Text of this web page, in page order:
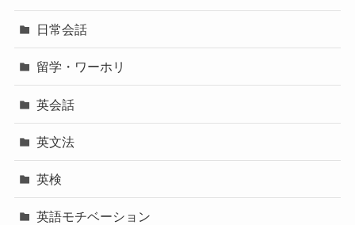
日常会話
留学・ワーホリ
英会話
英文法
英検
英語モチベーション